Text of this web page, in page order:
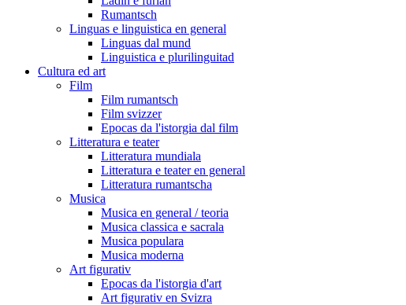
Rumantsch
Linguas e linguistica en general
Linguas dal mund
Linguistica e plurilinguitad
Cultura ed art
Film
Film rumantsch
Film svizzer
Epocas da l'istorgia dal film
Litteratura e teater
Litteratura mundiala
Litteratura e teater en general
Litteratura rumantscha
Musica
Musica en general / teoria
Musica classica e sacrala
Musica populara
Musica moderna
Art figurativ
Epocas da l'istorgia d'art
Art figurativ en Svizra